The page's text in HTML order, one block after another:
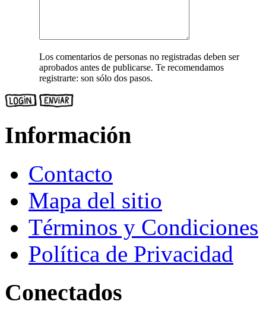
Los comentarios de personas no registradas deben ser
aprobados antes de publicarse. Te recomendamos
registrarte: son sólo dos pasos.
Información
Contacto
Mapa del sitio
Términos y Condiciones
Política de Privacidad
Conectados